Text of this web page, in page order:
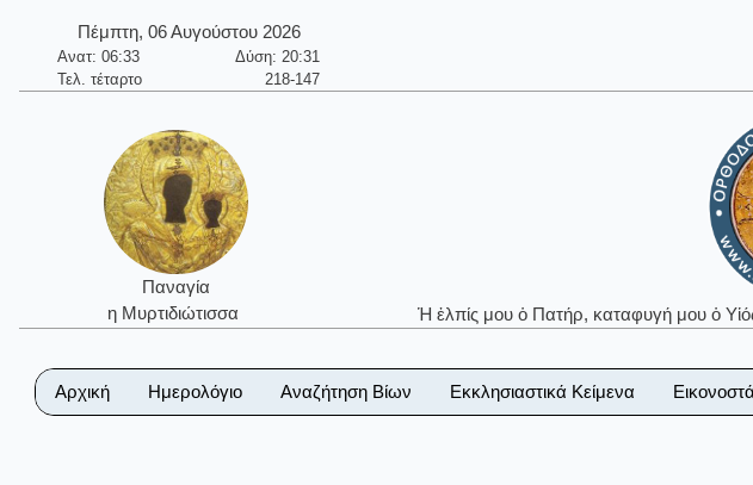
Πέμπτη, 06 Αυγούστου 2026
Ανατ: 06:33
Δύση: 20:31
Τελ. τέταρτο
218-147
Παναγία
η Μυρτιδιώτισσα
Ἡ ἐλπίς μου ὁ Πατήρ, καταφυγή μου ὁ
Αρχική Ημερολόγιο Αναζήτηση Βίων Εκκλησιαστικά Κείμενα